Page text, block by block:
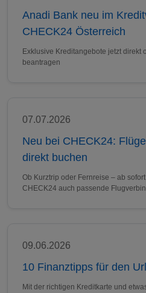
Anadi Bank neu im
CHECK24 Österreich
Exklusive Kreditangebote jetzt direkt
beantragen
07.07.2026
Neu bei CHECK24:
direkt buchen
Ob Kurztrip oder Fernreise – ab
CHECK24 auch passende
09.06.2026
10 Finanztipps für den
Mit der richtigen Kreditkarte und